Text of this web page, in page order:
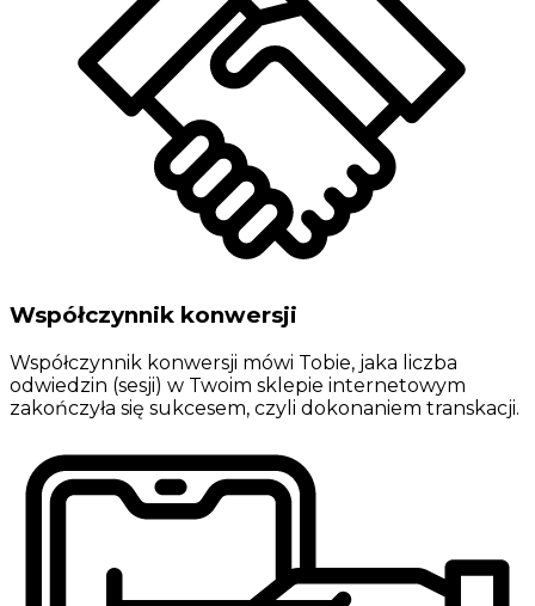
Współczynnik konwersji
Współczynnik konwersji mówi Tobie, jaka liczba
odwiedzin (sesji) w Twoim sklepie internetowym
zakończyła się sukcesem, czyli dokonaniem transkacji.